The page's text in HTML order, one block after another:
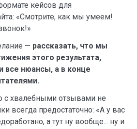
кейсов для
«Смотрите, как мы умеем!
— рассказать, что мы
этого результата,
все нюансы, а в конце
с хвалебными отзывами не
всегда предостаточно: «А у вас
а тут ну вообще... ну и